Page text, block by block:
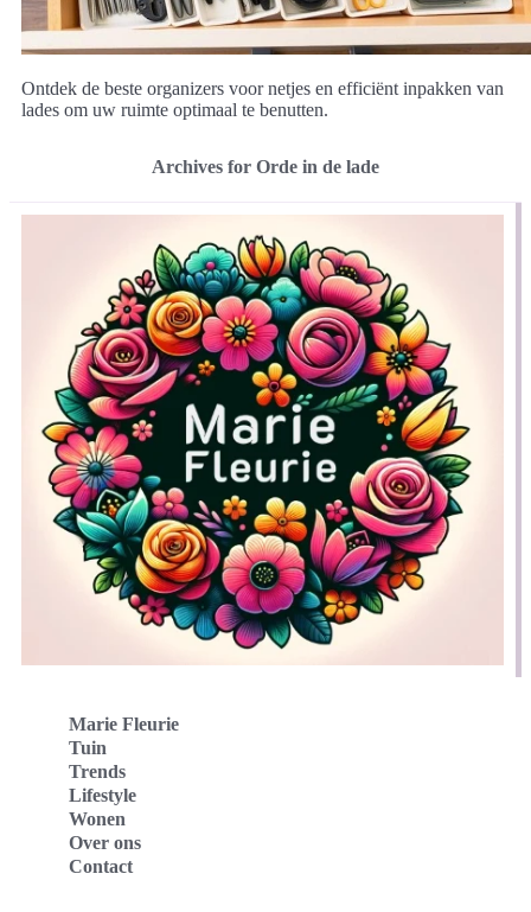
Ontdek de beste organizers voor netjes en efficiënt inpakken van
lades om uw ruimte optimaal te benutten.
Archives for Orde in de lade
Marie Fleurie
Tuin
Trends
Lifestyle
Wonen
Over ons
Contact